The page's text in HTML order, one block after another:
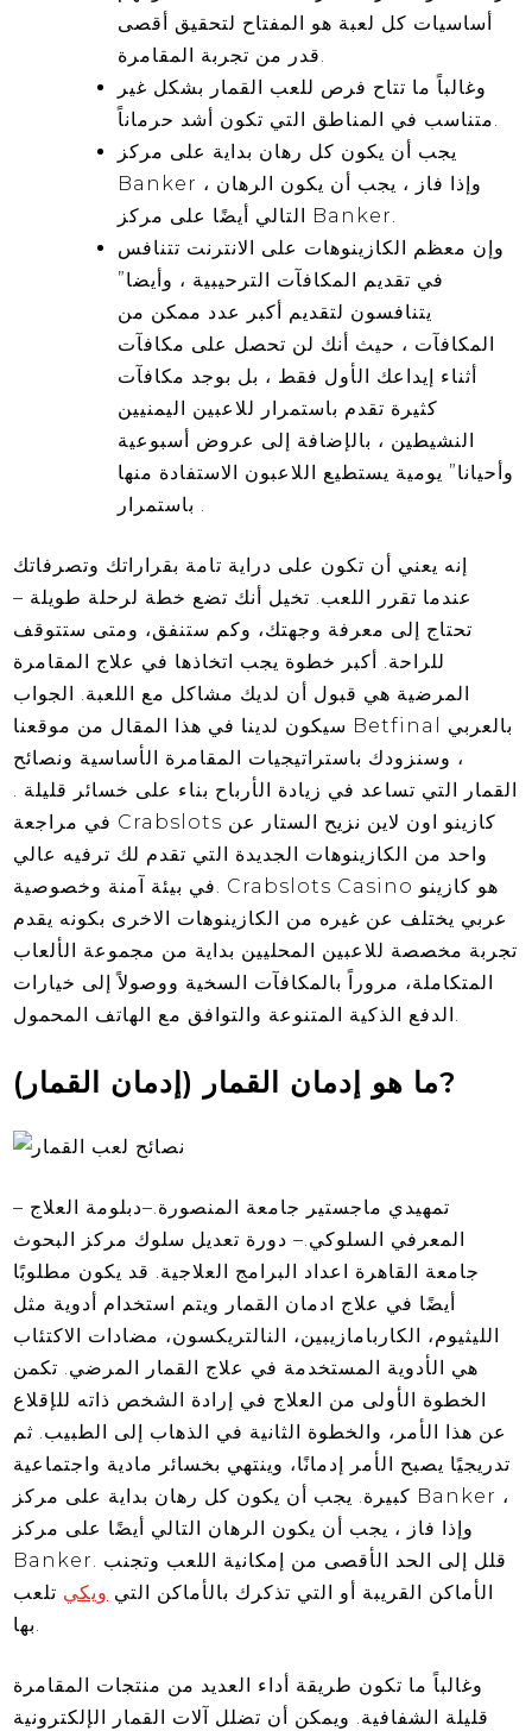
أساسيات كل لعبة هو المفتاح لتحقيق أقصى
قدر من تجربة المقامرة.
وغالباً ما تتاح فرص للعب القمار بشكل غير
متناسب في المناطق التي تكون أشد حرماناً.
يجب أن يكون كل رهان بداية على مركز
Banker ، وإذا فاز ، يجب أن يكون الرهان
التالي أيضًا على مركز Banker.
وإن معظم الكازينوهات على الانترنت تتنافس
في تقديم المكافآت الترحيبية ، وأيضا”
يتنافسون لتقديم أكبر عدد ممكن من
المكافآت ، حيث أنك لن تحصل على مكافآت
أثناء إيداعك الأول فقط ، بل بوجد مكافآت
كثيرة تقدم باستمرار للاعبين اليمنيين
النشيطين ، بالإضافة إلى عروض أسبوعية
وأحيانا” يومية يستطيع اللاعبون الاستفادة منها
باستمرار .
إنه يعني أن تكون على دراية تامة بقراراتك وتصرفاتك
عندما تقرر اللعب. تخيل أنك تضع خطة لرحلة طويلة –
تحتاج إلى معرفة وجهتك، وكم ستنفق، ومتى ستتوقف
للراحة. أكبر خطوة يجب اتخاذها في علاج المقامرة
المرضية هي قبول أن لديك مشاكل مع اللعبة. الجواب
سيكون لدينا في هذا المقال من موقعنا Betfinal بالعربي
، وسنزودك باستراتيجيات المقامرة الأساسية ونصائح
القمار التي تساعد في زيادة الأرباح بناء على خسائر قليلة .
في مراجعة Crabslots كازينو اون لاين نزيح الستار عن
واحد من الكازينوهات الجديدة التي تقدم لك ترفيه عالي
في بيئة آمنة وخصوصية. Crabslots Casino هو كازينو
عربي يختلف عن غيره من الكازينوهات الاخرى بكونه يقدم
تجربة مخصصة للاعبين المحليين بداية من مجموعة الألعاب
المتكاملة، مروراً بالمكافآت السخية ووصولاً إلى خيارات
الدفع الذكية المتنوعة والتوافق مع الهاتف المحمول.
ما هو إدمان القمار (إدمان القمار)?
– تمهيدي ماجستير جامعة المنصورة.–دبلومة العلاج
المعرفي السلوكي.– دورة تعديل سلوك مركز البحوث
جامعة القاهرة اعداد البرامج العلاجية. قد يكون مطلوبًا
أيضًا في علاج ادمان القمار ويتم استخدام أدوية مثل
الليثيوم، الكاربامازيبين، النالتريكسون، مضادات الاكتئاب
هي الأدوية المستخدمة في علاج القمار المرضي. تكمن
الخطوة الأولى من العلاج في إرادة الشخص ذاته للإقلاع
عن هذا الأمر، والخطوة الثانية في الذهاب إلى الطبيب. ثم
تدريجيًا يصبح الأمر إدمانًا، وينتهي بخسائر مادية واجتماعية
كبيرة. يجب أن يكون كل رهان بداية على مركز Banker ،
وإذا فاز ، يجب أن يكون الرهان التالي أيضًا على مركز
Banker. قلل إلى الحد الأقصى من إمكانية اللعب وتجنب
الأماكن القريبة أو التي تذكرك بالأماكن التي ويكي تلعب
بها.
وغالباً ما تكون طريقة أداء العديد من منتجات المقامرة
قليلة الشفافية. ويمكن أن تضلل آلات القمار الإلكترونية